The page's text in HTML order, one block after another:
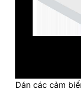
‎Dán các cảm